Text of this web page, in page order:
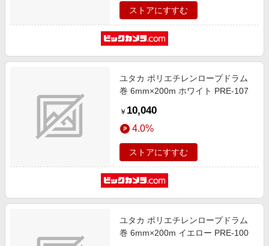
ストアにすすむ
ユタカ ポリエチレンロープドラム
巻 6mm×200m ホワイト PRE-107
￥ 10,040
4.0%
ストアにすすむ
ユタカ ポリエチレンロープドラム
巻 6mm×200m イエロー PRE-100